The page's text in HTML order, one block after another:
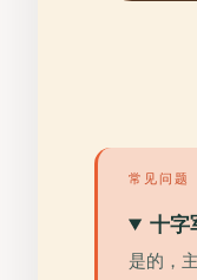
常见问题
十字
是的，